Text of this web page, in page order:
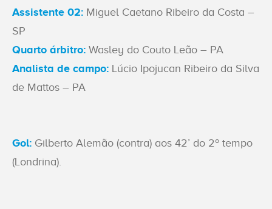
Assistente 02: Miguel Caetano Ribeiro da Costa –
SP
Quarto árbitro: Wasley do Couto Leão – PA
Analista de campo: Lúcio Ipojucan Ribeiro da Silva
de Mattos – PA
Gol: Gilberto Alemão (contra) aos 42’ do 2º tempo
(Londrina).